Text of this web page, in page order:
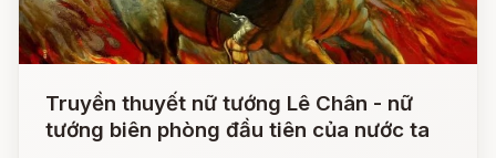
Truyền thuyết nữ tướng Lê Chân - nữ
tướng biên phòng đầu tiên của nước ta